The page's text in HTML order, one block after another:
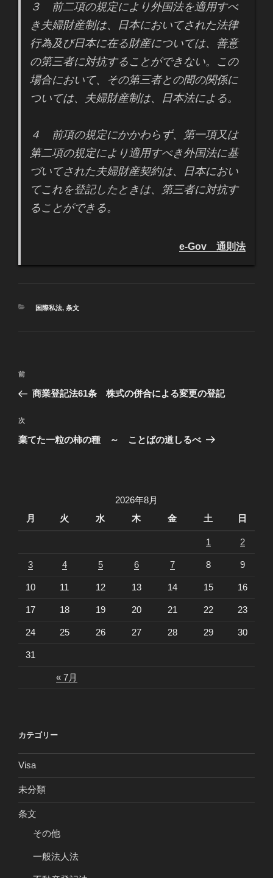
３ 前二項の規定により外国法を適用すべ
き夫婦財産制は、日本においてされた法律
行為及び日本に在る財産については、善意
の第三者に対抗することができない。この
場合において、その第三者との間の関係に
ついては、夫婦財産制は、日本法による。
４ 前項の規定にかかわらず、第一項又は
第二項の規定により適用すべき外国法に基
づいてされた夫婦財産契約は、日本におい
てこれを登記したときは、第三者に対抗す
ることができる。
e-Gov 通則法
カ
国際私法, 条文
投
ビ
ゲ
過
去
投
稿
前
商業登記法61条 株式の併合による変更の登記
次
の
次
棄てた一粒の柿の種 ～ ことばの道しるべ
2026年8月
月
火 水 木 金 土 日
« 7月
1 2
3 4 5 6 7 8 9
10 11 12 13 14 15 16
17 18 19 20 21 22 23
24 25 26 27 28 29 30
31
カテゴリー
Visa
未分類
条文
その他
一般法人法